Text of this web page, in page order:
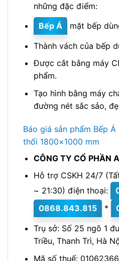
những đặc điểm:
Bếp Á
mặt bếp
Thành vách của bếp
Được cắt bằng máy
phẩm.
Tạo hình bằng máy
đường nét sắc sảo,
Báo giá sản phẩm Bếp
thổi 1800×1000 mm
CÔNG TY CỔ PHẦN
Hỗ trợ CSKH 24/7
~ 21:30) điện thoại:
0868.843.815
*
Trụ sở: Số 25 ngõ 1
Triều, Thanh Trì, Hà
Mã số thuế: